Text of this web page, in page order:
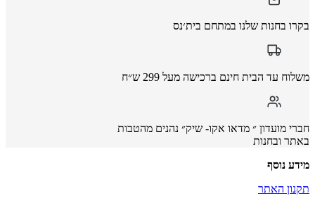
בקרו בחנות שלנו במתחם בית׳נס
משלוח עד הבית חינם ברכישה מעל 299 ש״ח
חברי מועדון ״ מדאו אקו- שיק״ נהנים מהטבות
באתר ובחנות
מידע נוסף
תקנון האתר